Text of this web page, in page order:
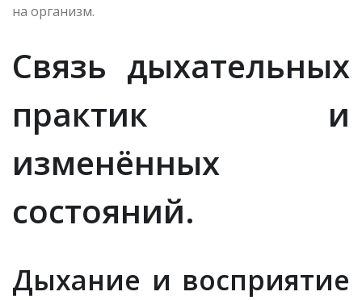
на организм.
Связь дыхательных
практик и
изменённых
состояний.
Дыхание и восприятие